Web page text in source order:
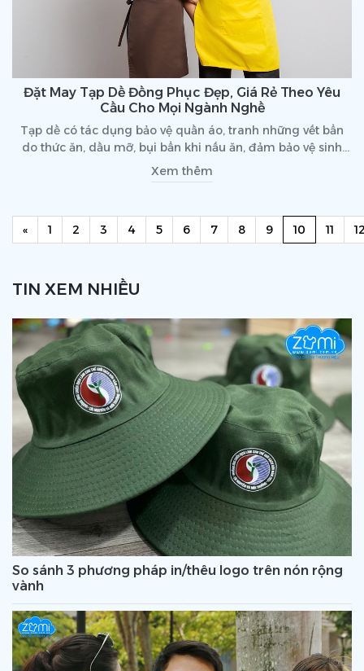
TIN XEM NHIỀU
So sánh 3 phương pháp in/thêu logo trên nón rộng
vành
Đặt May Tạp Dề Đồng Phục Đẹp, Giá Rẻ Theo Yêu
Cầu Cho Mọi Ngành Nghề
Tạp dề có tác dụng bảo vệ quần áo, tranh những vết bẩn
do thức ăn, dầu mỡ, bụi bẩn khi nấu ăn, đảm bảo vệ sinh
trong quá trình nấu ăn. Thêm nữa tạp dề còn có tác dụng
bảo vệ thân thể, giảm thiểu rủi ro trong quá trình làm việc.
Xem thêm
«Previous
1 2 3 4 5 6 7 8 9 10 (current)
11